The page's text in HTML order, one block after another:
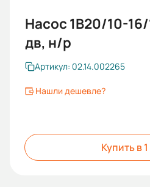
Насос 1В20/10-16/
дв, н/р
Артикул: 02.14.002265
Нашли дешевле?
Купить в